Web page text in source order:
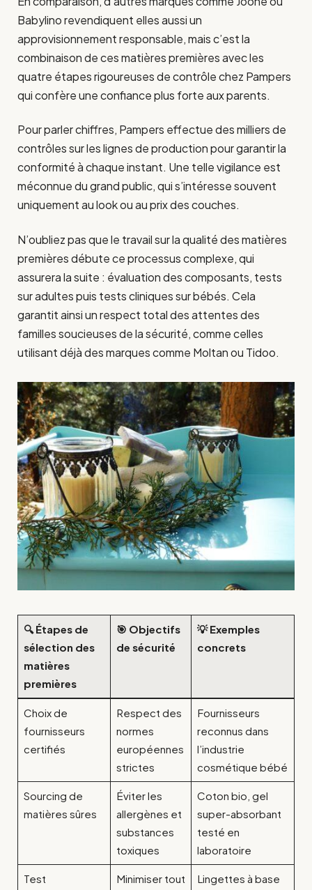
Babylino revendiquent elles aussi un
approvisionnement responsable, mais c’est la
combinaison de ces matières premières avec les
quatre étapes rigoureuses de contrôle chez Pampers
qui confère une confiance plus forte aux parents.
Pour parler chiffres, Pampers effectue des milliers de
contrôles sur les lignes de production pour garantir la
conformité à chaque instant. Une telle vigilance est
méconnue du grand public, qui s’intéresse souvent
uniquement au look ou au prix des couches.
N’oubliez pas que le travail sur la qualité des matières
premières débute ce processus complexe, qui
assurera la suite : évaluation des composants, tests
sur adultes puis tests cliniques sur bébés. Cela
garantit ainsi un respect total des attentes des
familles soucieuses de la sécurité, comme celles
utilisant déjà des marques comme Moltan ou Tidoo.
🔍 Étapes de
sélection des
matières
premières
🎯 Objectifs
de sécurité
💡 Exemples
concrets
Choix de
fournisseurs
certifiés
Respect des
normes
européennes
strictes
Fournisseurs
reconnus dans
l’industrie
cosmétique bébé
Sourcing de
matières sûres
Éviter les
allergènes et
substances
toxiques
Coton bio, gel
super-absorbant
testé en
laboratoire
Test
Minimiser tout
Lingettes à base